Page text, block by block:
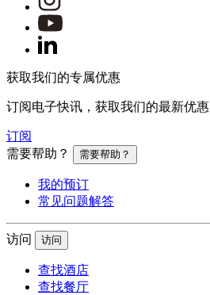
获取我们的专属优惠
订阅电子快讯，获取我们的最新优惠
订阅
需要帮助？
需要帮助？
我的预订
常见问题解答
访问 访问
查找酒店
查找餐厅